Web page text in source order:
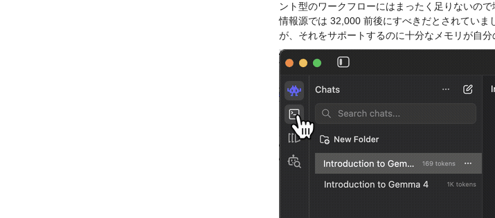
ント型のワークフローにはまったく足りないの
情報源では 32,000 前後にすべきだとされていま
が、それをサポートするのに十分なメモリが自